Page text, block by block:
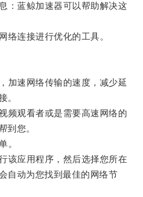
蓝鲸加速器可以帮助解决这
连接进行优化的工具。
速网络传输的速度，减少延
。
观看者或是需要高速网络的
到您。
。
应用程序，然后选择您所在
自动为您找到最佳的网络节